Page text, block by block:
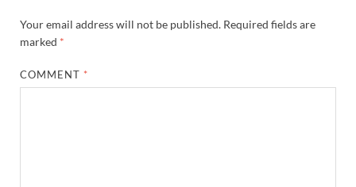
Your email address will not be published. Required fields are
marked *
COMMENT *